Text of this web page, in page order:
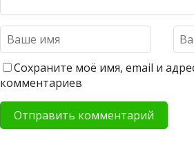
Сохраните моё имя, email и
комментариев